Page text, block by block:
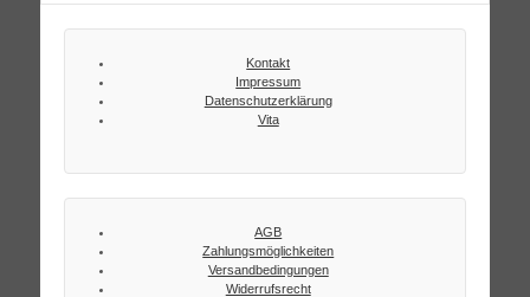
Kontakt
Impressum
Datenschutzerklärung
Vita
AGB
Zahlungsmöglichkeiten
Versandbedingungen
Widerrufsrecht